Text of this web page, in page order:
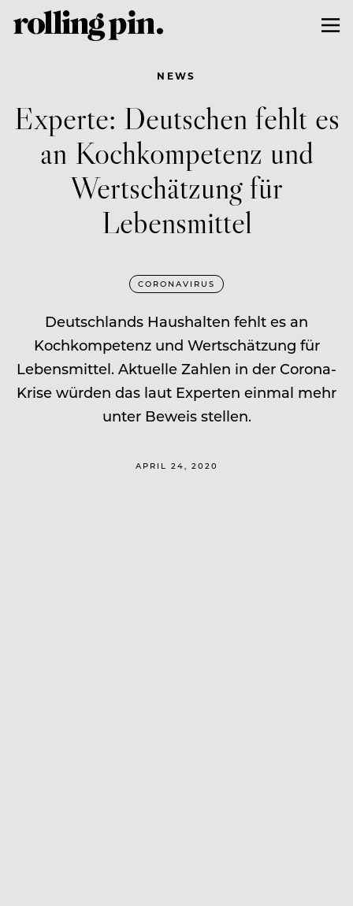
NEWS
Experte: Deutschen fehlt es
an Kochkompetenz und
Wertschätzung für
Lebensmittel
CORONAVIRUS
Deutschlands Haushalten fehlt es an
Kochkompetenz und Wertschätzung für
Lebensmittel. Aktuelle Zahlen in der Corona-
Krise würden das laut Experten einmal mehr
unter Beweis stellen.
APRIL 24, 2020